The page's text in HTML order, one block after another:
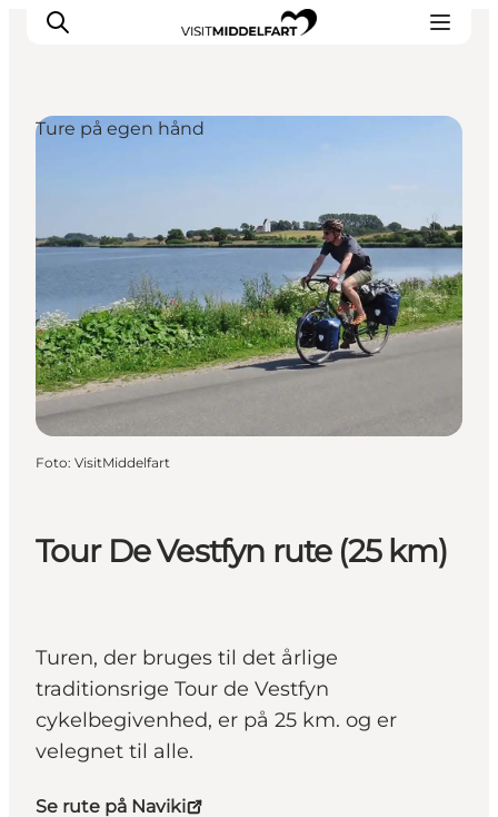
Overnatning
Det Sker
Book oplevelse
Møde og Konference
Tour De Vestfyn rute (25 km)
Turen, der bruges til det årlige
traditionsrige Tour de Vestfyn
cykelbegivenhed, er på 25 km. og er
velegnet til alle.
Se rute på Naviki
Ture på egen hånd
Foto: VisitMiddelfart